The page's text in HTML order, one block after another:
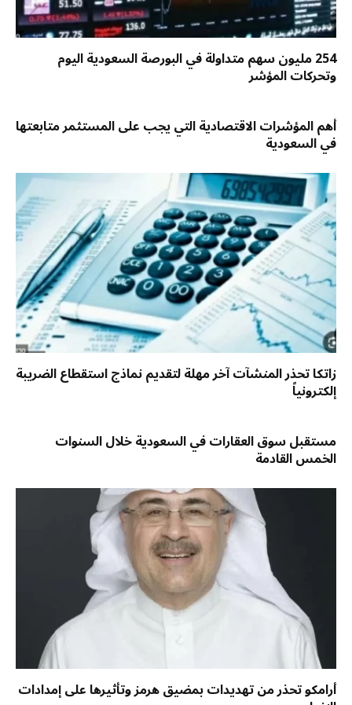
254 مليون سهم متداولة في البورصة السعودية اليوم
وتحركات المؤشر
أهم المؤشرات الاقتصادية التي يجب على المستثمر متابعتها
في السعودية
زاتكا تحذر المنشآت آخر مهلة لتقديم نماذج استقطاع الضريبة
إلكترونياً
مستقبل سوق العقارات في السعودية خلال السنوات
الخمس القادمة
أرامكو تحذر من تهديدات بمضيق هرمز وتأثيرها على إمدادات